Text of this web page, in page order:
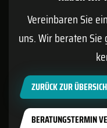
Vereinbaren Sie
uns. Wir beraten
ZURÜCK ZUR
BERATUNGSTERMIN